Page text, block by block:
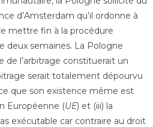
d’Amsterdam qu’il ordonne à
mettre fin à la procédure
deux semaines. La Pologne
de l’arbitrage constituerait un
serait totalement dépourvu
que son existence même est
Européenne (UE) et (iii) la
exécutable car contraire au droit